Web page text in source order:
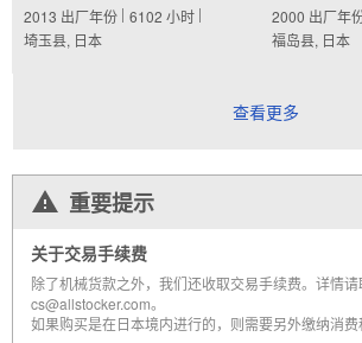
2013 出厂年份 6102 小时
埼玉县, 日本
2000 出厂年
福岛县, 日本
查看更多
重要提示
关于交易手续费
除了机械货款之外，我们还收取交易手续费。详情请
cs@allstocker.com。
如果购买是在日本境内进行的，则需要另外缴纳消费